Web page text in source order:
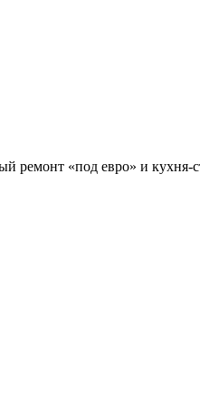
ремонт «под евро» и кухня-